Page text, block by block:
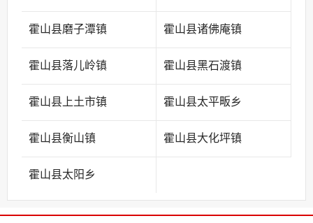
霍山县磨子潭镇 霍山县诸佛庵镇
霍山县落儿岭镇 霍山县黑石渡镇
霍山县上土市镇 霍山县太平畈乡
霍山县衡山镇 霍山县大化坪镇
霍山县太阳乡